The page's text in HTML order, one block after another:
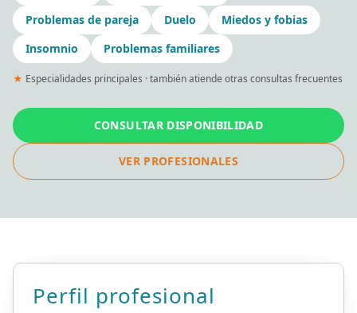
Problemas de pareja
Duelo
Miedos y fobias
Insomnio
Problemas familiares
★ Especialidades principales · también atiende otras consultas frecuentes
CONSULTAR DISPONIBILIDAD
VER PROFESIONALES
Perfil profesional